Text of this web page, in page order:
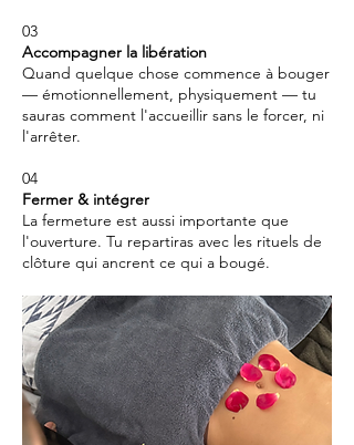
03
Accompagner la libération
Quand quelque chose commence à bouger
— émotionnellement, physiquement — tu
sauras comment l'accueillir sans le forcer, ni
l'arrêter.
04
Fermer & intégrer
La fermeture est aussi importante que
l'ouverture. Tu repartiras avec les rituels de
clôture qui ancrent ce qui a bougé.